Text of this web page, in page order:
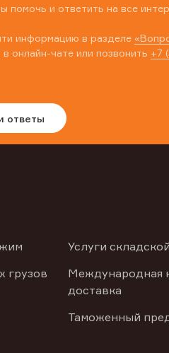
помочь и ответить на все
информацию в разделе
онлайн-чате или позвонить +7
ответы
грузов
Услуги
Международная
доставка
Таможенный